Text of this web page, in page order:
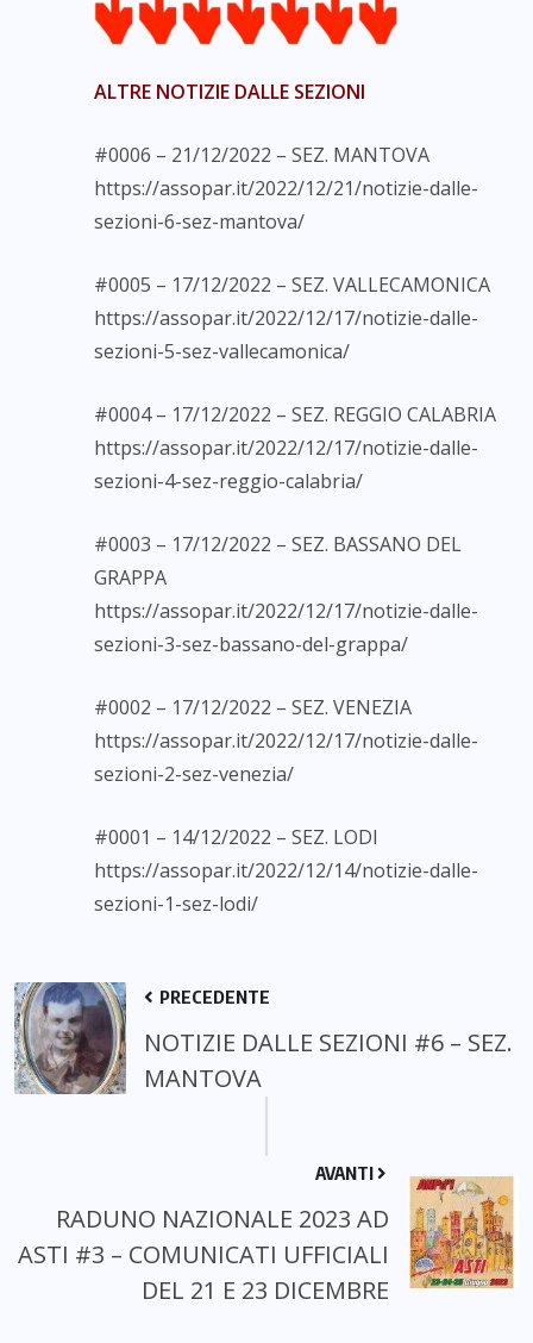
ALTRE NOTIZIE DALLE SEZIONI
#0006 – 21/12/2022 – SEZ. MANTOVA
https://assopar.it/2022/12/21/notizie-dalle-
sezioni-6-sez-mantova/
#0005 – 17/12/2022 – SEZ. VALLECAMONICA
https://assopar.it/2022/12/17/notizie-dalle-
sezioni-5-sez-vallecamonica/
#0004 – 17/12/2022 – SEZ. REGGIO CALABRIA
https://assopar.it/2022/12/17/notizie-dalle-
sezioni-4-sez-reggio-calabria/
#0003 – 17/12/2022 – SEZ. BASSANO DEL
GRAPPA
https://assopar.it/2022/12/17/notizie-dalle-
sezioni-3-sez-bassano-del-grappa/
#0002 – 17/12/2022 – SEZ. VENEZIA
https://assopar.it/2022/12/17/notizie-dalle-
sezioni-2-sez-venezia/
#0001 – 14/12/2022 – SEZ. LODI
https://assopar.it/2022/12/14/notizie-dalle-
sezioni-1-sez-lodi/
PRECEDENTE
NOTIZIE DALLE SEZIONI #6 – SEZ.
MANTOVA
AVANTI
RADUNO NAZIONALE 2023 AD
ASTI #3 – COMUNICATI UFFICIALI
DEL 21 E 23 DICEMBRE